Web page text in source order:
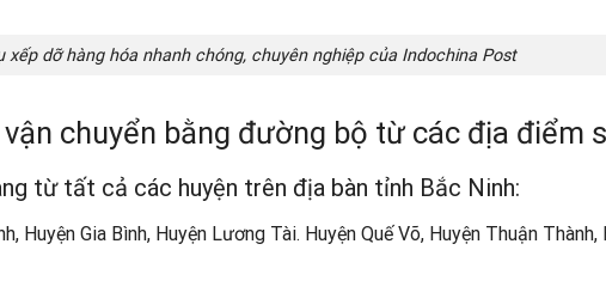
xếp dỡ hàng hóa nhanh chóng, chuyên nghiệp của Indochina Post
chuyển bằng đường bộ từ các địa điểm
từ tất cả các huyện trên địa bàn tỉnh Bắc Ninh:
Huyện Gia Bình, Huyện Lương Tài. Huyện Quế Võ, Huyện Thuận Thành,